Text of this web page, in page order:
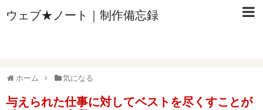
ウェブ★ノート｜制作備忘録
ホーム 気になる
与えられた仕事に対してベストを尽くすことが